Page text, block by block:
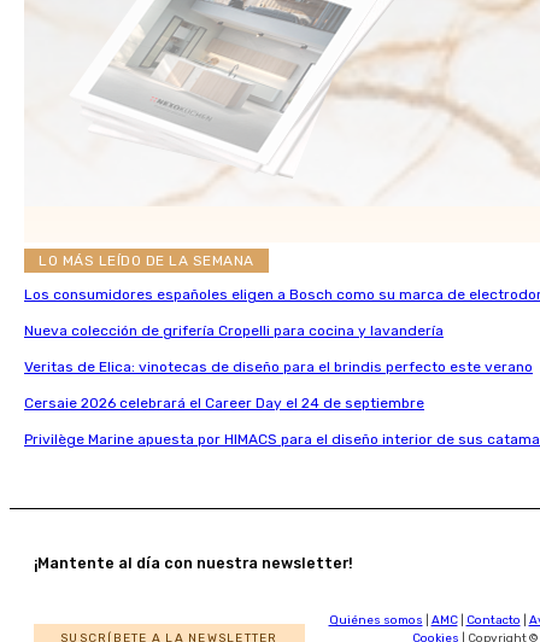
LO MÁS LEÍDO DE LA SEMANA
Los consumidores españoles eligen a Bosch como su marca de
Nueva colección de grifería Cropelli para cocina y lavandería
Veritas de Elica: vinotecas de diseño para el brindis perfecto este verano
Cersaie 2026 celebrará el Career Day el 24 de septiembre
Privilège Marine apuesta por HIMACS para el diseño interior de sus
¡Mantente al día con nuestra newsletter!
SUSCRÍBETE A LA NEWSLETTER
Quiénes somos AMC| Contacto
Cookies | Copyright